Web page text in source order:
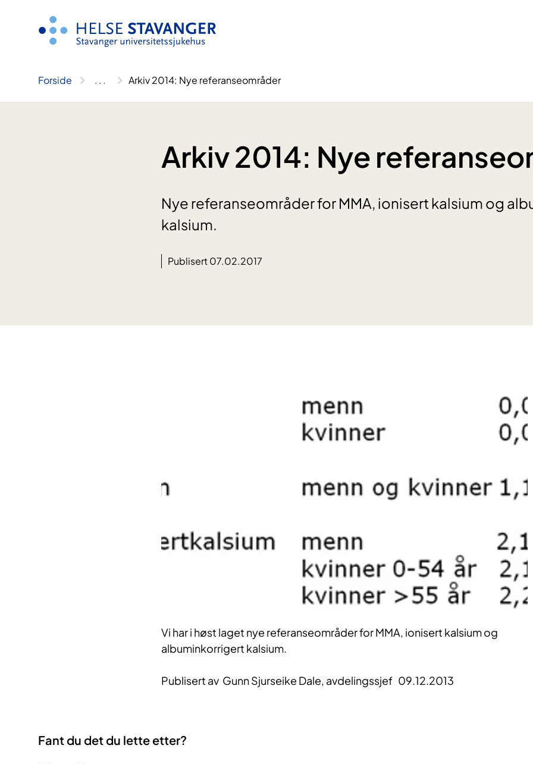
Forside .. . Arkiv 2014: Nye referanseområder
Arkiv 2014: Nye
Nye referanseområder for MMA, ionisert kalsium og
kalsium.
Publisert 07.02.2017
​Vi har i høst laget nye referanseområder for MMA, ionisert kalsium og
albuminkorrigert kalsium.
Publisert av Gunn Sjurseike Dale, avdelingssjef 09.12.2013
Fant du det du lette etter?